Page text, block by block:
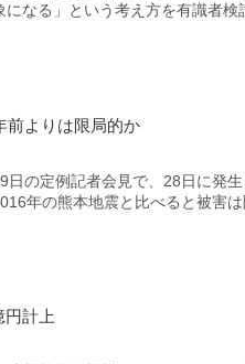
なる」という考え方を有識者
前よりは限局的か
の定例記者会見で、28日に発
年の熊本地震と比べると被害
計上